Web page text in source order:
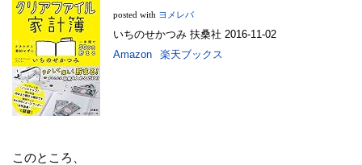
posted with ヨメレバ
いちのせかつみ 扶桑社 2016-11-02
Amazon
楽天ブックス
このところ、